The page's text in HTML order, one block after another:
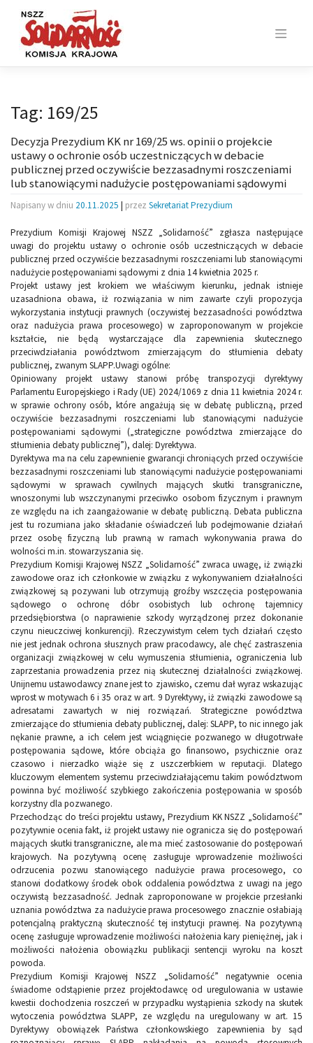
content
Tag: 169/25
Decyzja Prezydium KK nr 169/25 ws. opinii o projekcie
ustawy o ochronie osób uczestniczących w debacie
publicznej przed oczywiście bezzasadnymi roszczeniami
lub stanowiącymi nadużycie postępowaniami sądowymi
Napisany w dniu 20.11.2025 | przez Sekretariat Prezydium
Prezydium Komisji Krajowej NSZZ „Solidarność” zgłasza następujące
uwagi do projektu ustawy o ochronie osób uczestniczących w debacie
publicznej przed oczywiście bezzasadnymi roszczeniami lub stanowiącymi
nadużycie postępowaniami sądowymi z dnia 14 kwietnia 2025 r.
Projekt ustawy jest krokiem we właściwym kierunku, jednak istnieje
uzasadniona obawa, iż rozwiązania w nim zawarte czyli propozycja
wykorzystania instytucji prawnych (oczywistej bezzasadności powództwa
oraz nadużycia prawa procesowego) w zaproponowanym w projekcie
kształcie, nie będą wystarczające dla zapewnienia skutecznego
przeciwdziałania powództwom zmierzającym do stłumienia debaty
publicznej, zwanym SLAPP.Uwagi ogólne:
Opiniowany projekt ustawy stanowi próbę transpozycji dyrektywy
Parlamentu Europejskiego i Rady (UE) 2024/1069 z dnia 11 kwietnia 2024 r.
w sprawie ochrony osób, które angażują się w debatę publiczną, przed
oczywiście bezzasadnymi roszczeniami lub stanowiącymi nadużycie
postępowaniami sądowymi („strategiczne powództwa zmierzające do
stłumienia debaty publicznej”), dalej: Dyrektywa.
Dyrektywa ma na celu zapewnienie gwarancji chroniących przed oczywiście
bezzasadnymi roszczeniami lub stanowiącymi nadużycie postępowaniami
sądowymi w sprawach cywilnych mających skutki transgraniczne,
wnoszonymi lub wszczynanymi przeciwko osobom fizycznym i prawnym
ze względu na ich zaangażowanie w debatę publiczną. Debata publiczna
jest tu rozumiana jako składanie oświadczeń lub podejmowanie działań
przez osobę fizyczną lub prawną w ramach wykonywania prawa do
wolności m.in. stowarzyszania się.
Prezydium Komisji Krajowej NSZZ „Solidarność” zwraca uwagę, iż związki
zawodowe oraz ich członkowie w związku z wykonywaniem działalności
związkowej są pozywani lub otrzymują groźby wszczęcia postępowania
sądowego o ochronę dóbr osobistych lub ochronę tajemnicy
przedsiębiorstwa (o naprawienie szkody wyrządzonej przez dokonanie
czynu nieuczciwej konkurencji). Rzeczywistym celem tych działań często
nie jest jednak ochrona słusznych praw pracodawcy, ale chęć zastraszenia
organizacji związkowej w celu wymuszenia stłumienia, ograniczenia lub
zaprzestania prowadzenia przez nią skutecznej działalności związkowej.
Unijnemu ustawodawcy znane jest to zjawisko, czemu dał wyraz wskazując
wprost w motywach 6 i 35 oraz w art. 9 Dyrektywy, iż związki zawodowe są
adresatami zawartych w niej rozwiązań. Strategiczne powództwa
zmierzające do stłumienia debaty publicznej, dalej: SLAPP, to nic innego jak
nękanie prawne, a ich celem jest wciągnięcie pozwanego w długotrwałe
postępowania sądowe, które obciąża go finansowo, psychicznie oraz
czasowo i nierzadko wiąże się z uszczerbkiem w reputacji. Dlatego
kluczowym elementem systemu przeciwdziałającemu takim powództwom
powinna być możliwość szybkiego zakończenia postępowania w sposób
korzystny dla pozwanego.
Przechodząc do treści projektu ustawy, Prezydium KK NSZZ „Solidarność”
pozytywnie ocenia fakt, iż projekt ustawy nie ogranicza się do postępowań
mających skutki transgraniczne, ale ma mieć zastosowanie do postępowań
krajowych. Na pozytywną ocenę zasługuje wprowadzenie możliwości
odrzucenia pozwu stanowiącego nadużycie prawa procesowego, co
stanowi dodatkowy środek obok oddalenia powództwa z uwagi na jego
oczywistą bezzasadność. Jednak zaproponowane w projekcie przesłanki
uznania powództwa za nadużycie prawa procesowego znacznie osłabiają
potencjalną praktyczną skuteczność tej instytucji prawnej. Na pozytywną
ocenę zasługuje wprowadzenie możliwości nałożenia kary pieniężnej, jak i
możliwości nałożenia obowiązku publikacji sentencji wyroku na koszt
powoda.
Prezydium Komisji Krajowej NSZZ „Solidarność” negatywnie ocenia
świadome odstąpienie przez projektodawcę od uregulowania w ustawie
kwestii dochodzenia roszczeń w przypadku wystąpienia szkody na skutek
wytoczenia powództwa SLAPP, ze względu na uregulowany w art. 15
Dyrektywy obowiązek Państwa członkowskiego zapewnienia by sąd